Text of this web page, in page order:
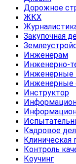
Дорожное
ЖКХ
Закупочная
Инженерам
Инженерно-
Инженерные
Инженерные
Инструктор
Кадровое
Клиническая
Контроль
Коучинг